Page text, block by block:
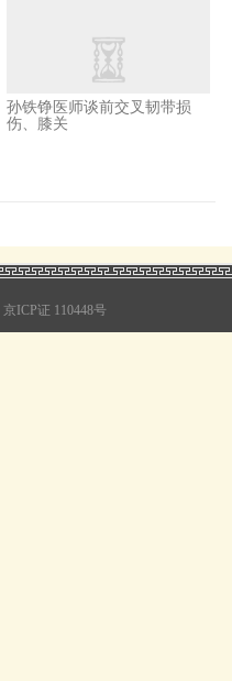
孙铁铮医师谈前交叉韧带损
伤、膝关
京ICP证 110448号